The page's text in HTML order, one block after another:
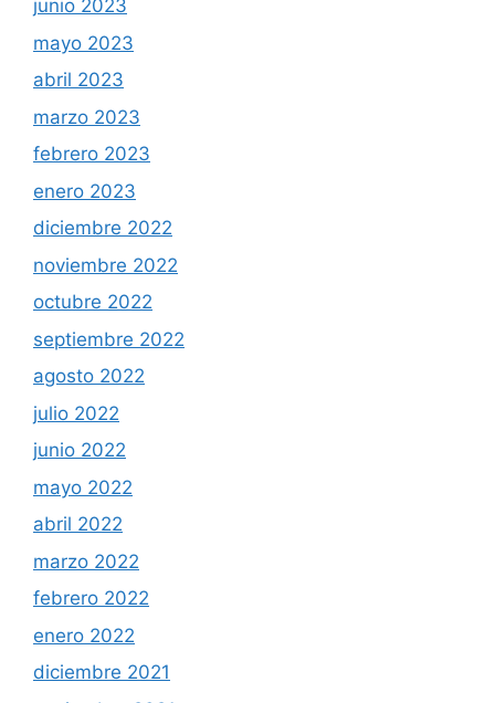
junio 2023
mayo 2023
abril 2023
marzo 2023
febrero 2023
enero 2023
diciembre 2022
noviembre 2022
octubre 2022
septiembre 2022
agosto 2022
julio 2022
junio 2022
mayo 2022
abril 2022
marzo 2022
febrero 2022
enero 2022
diciembre 2021